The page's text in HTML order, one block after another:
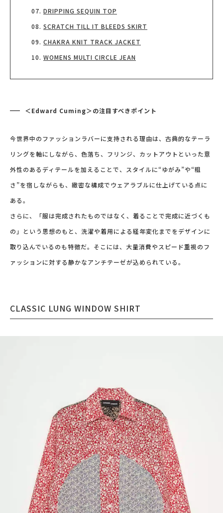
DRIPPING SEQUIN TOP
SCRATCH TILL IT BLEEDS SKIRT
CHAKRA KNIT TRACK JACKET
WOMENS MULTI CIRCLE JEAN
＜Edward Cuming＞の注目すべきポイント
今世界中のファッションラバーに支持される理由は、古典的なテーラ
リングを軸にしながら、色落ち、フリンジ、カットアウトといった意
外性のあるディテールを加えることで、スタイルに“ゆがみ”や“粗
さ”を宿しながらも、緻密な構成でウェアラブルに仕上げている点に
ある。
さらに、「服は完成されたものではなく、着ることで完成に近づくも
の」という思想のもと、洗濯や着用による経年変化までをデザインに
取り込んでいるのも特徴だ。そこには、大量消費やスピード重視のフ
ァッションに対する静かなアンチテーゼが込められている。
CLASSIC LUNG WINDOW SHIRT